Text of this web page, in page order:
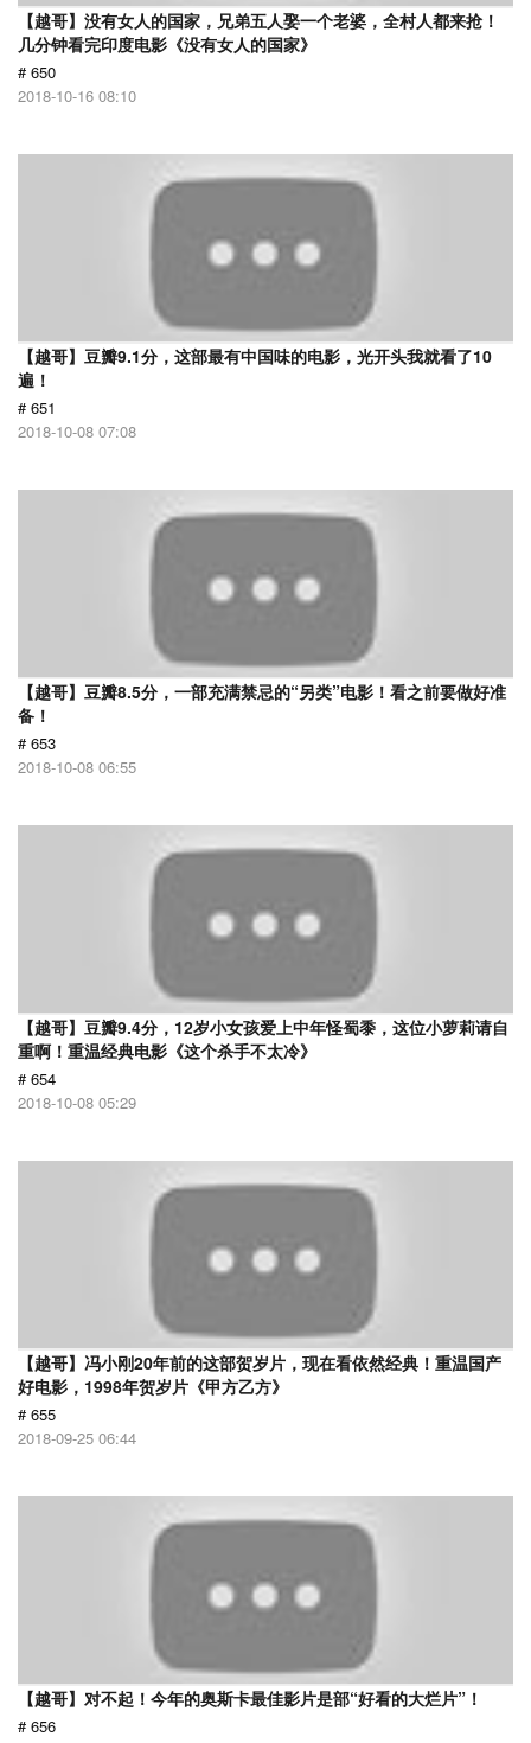
【越哥】没有女人的国家，兄弟五人娶一个老婆，全村人都来抢！
几分钟看完印度电影《没有女人的国家》
# 650
2018-10-16 08:10
【越哥】豆瓣9.1分，这部最有中国味的电影，光开头我就看了10
遍！
# 651
2018-10-08 07:08
【越哥】豆瓣8.5分，一部充满禁忌的“另类”电影！看之前要做好准
备！
# 653
2018-10-08 06:55
【越哥】豆瓣9.4分，12岁小女孩爱上中年怪蜀黍，这位小萝莉请自
重啊！重温经典电影《这个杀手不太冷》
# 654
2018-10-08 05:29
【越哥】冯小刚20年前的这部贺岁片，现在看依然经典！重温国产
好电影，1998年贺岁片《甲方乙方》
# 655
2018-09-25 06:44
【越哥】对不起！今年的奥斯卡最佳影片是部“好看的大烂片”！
# 656